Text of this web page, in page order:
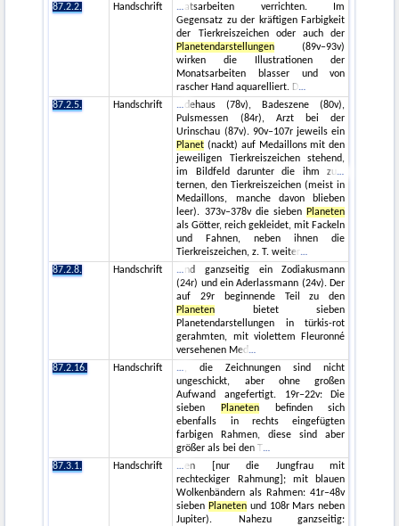
87.2.2.
Handschrift
atsarbeiten verrichten. Im
Gegensatz zu der kräftigen Farbigkeit
der Tierkreiszeichen oder auch der
Planetendarstellungen (89v–93v)
wirken die Illustrationen der
Monatsarbeiten blasser und von
rascher Hand aquarelliert. D
87.2.5.
Handschrift
dehaus (78v), Badeszene (80v),
Pulsmessen (84r), Arzt bei der
Urinschau (87v). 90v–107r jeweils ein
Planet (nackt) auf Medaillons mit den
jeweiligen Tierkreiszeichen stehend,
im Bildfeld darunter die ihm zu
ternen, den Tierkreiszeichen (meist in
Medaillons, manche davon blieben
leer). 373v–378v die sieben Planeten
als Götter, reich gekleidet, mit Fackeln
und Fahnen, neben ihnen die
Tierkreiszeichen, z. T. weiter
87.2.8.
Handschrift
nd ganzseitig ein Zodiakusmann
(24r) und ein Aderlassmann (24v). Der
auf 29r beginnende Teil zu den
Planeten bietet sieben
Planetendarstellungen in türkis-rot
gerahmten, mit violettem Fleuronné
versehenen Med
87.2.16.
Handschrift
, die Zeichnungen sind nicht
ungeschickt, aber ohne großen
Aufwand angefertigt. 19r–22v: Die
sieben
Planetenbefinden sich
ebenfalls in rechts eingefügten
farbigen Rahmen, diese sind aber
größer als bei den T
87.3.1.
Handschrift
en [nur die Jungfrau mit
rechteckiger Rahmung]; mit blauen
Wolkenbändern als Rahmen: 41r–48v
sieben Planeten und 108r Mars neben
Jupiter). Nahezu ganzseitig: